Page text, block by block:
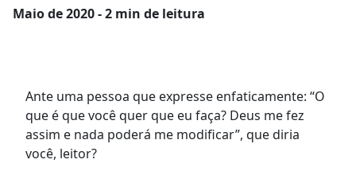
Maiode 2020 - 2 min de leitura
Ante uma pessoa que expresse enfaticamente: “O
que é que você quer que eu faça? Deus me fez
assim e nada poderá me modificar”, que diria
você, leitor?